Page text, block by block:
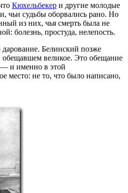
Кюхельбекер и другие молодые
чьи судьбы оборвались рано. Но
из них, чья смерть была не
болезнь, простуда, нелепость.
дарование. Белинский позже
обещавшем великое. Это обещание
и именно в этой
место: не то, что было написано,